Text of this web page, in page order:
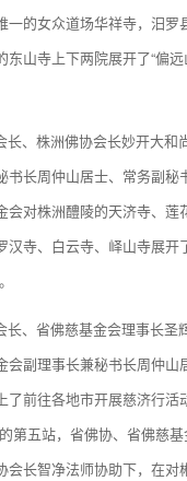
一的女众道场华祥寺，汨罗
东山寺上下两院展开了“偏
长、株洲佛协会长妙开大和
书长周仲山居士、常务副秘
会对株洲醴陵的天济寺、莲
汉寺、白云寺、峄山寺展开
长、省佛慈基金会理事长圣
会副理事长兼秘书长周仲山
了前往各地市开展慈济行活
第五站，省佛协、省佛慈
会长智净法师协助下，在对